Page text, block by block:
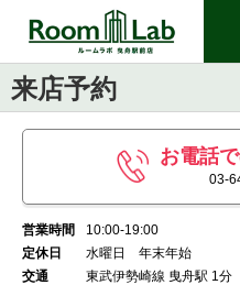
来店予約
お電話
03-
営業時間
10:00-19:00
定休日
水曜日 年末年始
交通
東武伊勢崎線 曳舟駅 1分